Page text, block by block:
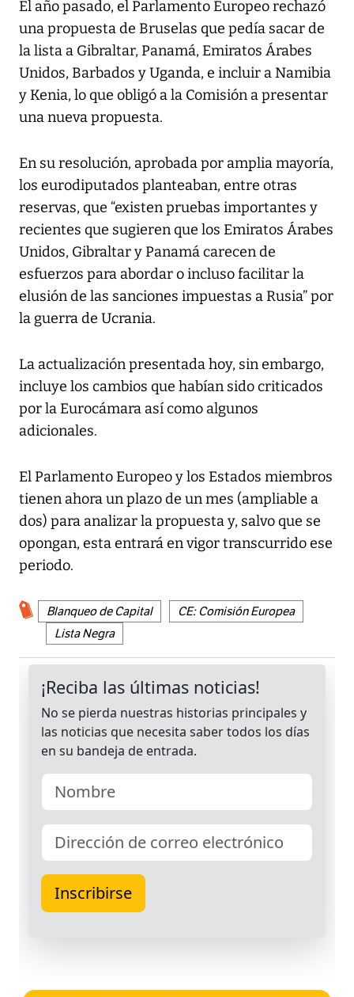
El año pasado, el Parlamento Europeo rechazó
una propuesta de Bruselas que pedía sacar de
la lista a Gibraltar, Panamá, Emiratos Árabes
Unidos, Barbados y Uganda, e incluir a Namibia
y Kenia, lo que obligó a la Comisión a presentar
una nueva propuesta.
En su resolución, aprobada por amplia mayoría,
los eurodiputados planteaban, entre otras
reservas, que “existen pruebas importantes y
recientes que sugieren que los Emiratos Árabes
Unidos, Gibraltar y Panamá carecen de
esfuerzos para abordar o incluso facilitar la
elusión de las sanciones impuestas a Rusia” por
la guerra de Ucrania.
La actualización presentada hoy, sin embargo,
incluye los cambios que habían sido criticados
por la Eurocámara así como algunos
adicionales.
El Parlamento Europeo y los Estados miembros
tienen ahora un plazo de un mes (ampliable a
dos) para analizar la propuesta y, salvo que se
opongan, esta entrará en vigor transcurrido ese
periodo.
Blanqueo de Capital
CE: Comisión Europea
Lista Negra